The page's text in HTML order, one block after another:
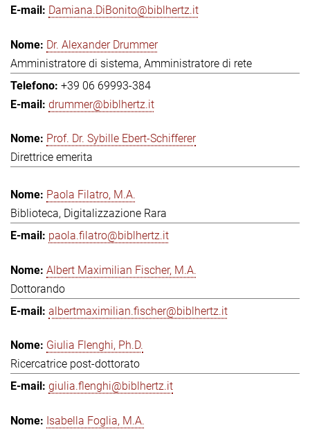
Damiana.DiBonito@biblhertz.it
Dr. Alexander Drummer
Amministratore di sistema, Amministratore di rete
+39 06 69993-384
drummer@biblhertz.it
Prof. Dr. Sybille Ebert-Schifferer
Direttrice emerita
Paola Filatro, M.A.
Biblioteca, Digitalizzazione Rara
paola.filatro@biblhertz.it
Albert Maximilian Fischer, M.A.
Dottorando
albertmaximilian.fischer@biblhertz.it
Giulia Flenghi, Ph.D.
Ricercatrice post-dottorato
giulia.flenghi@biblhertz.it
Isabella Foglia, M.A.